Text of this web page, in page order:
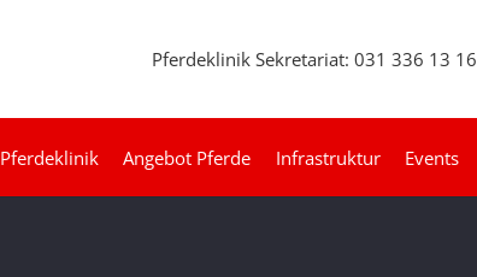
Pferdeklinik Sekretariat: 031 336 13 16
Pferdeklinik Angebot Pferde Infrastruktur Events